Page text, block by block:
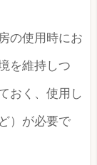
の使用時にお
を維持しつ
おく、使用し
）が必要で